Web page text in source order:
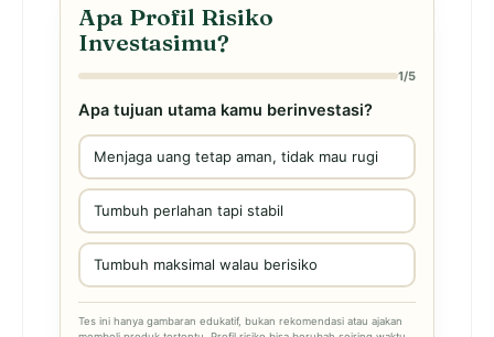
Apa Profil Risiko
Investasimu?
1/5
Apa tujuan utama kamu berinvestasi?
Menjaga uang tetap aman, tidak mau rugi
Tumbuh perlahan tapi stabil
Tumbuh maksimal walau berisiko
Tes ini hanya gambaran edukatif, bukan rekomendasi atau ajakan